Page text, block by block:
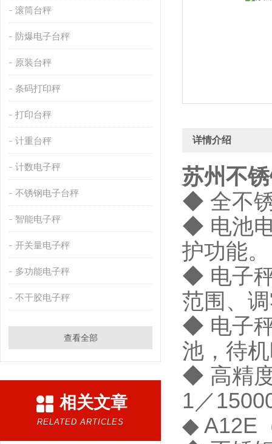
滚筒台秤
防爆电子台秤
原装台秤
条码打印秤
打印台秤
计重台秤
计数电子秤
不锈钢电子台秤
智能电子秤
开关量电子秤
多功能电子秤
不干胶电子秤
查看全部
相关文章
RELATED ARTICLES
详情介绍
苏州不
◆ 全不
◆ 电池
护功能。
◆ 电子
范围、
◆ 电子
池，待
◆ 高精
1／
◆ A12E